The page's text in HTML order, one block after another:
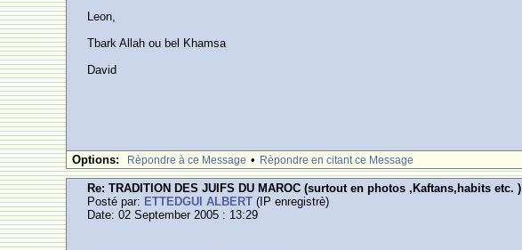
Leon,
Tbark Allah ou bel Khamsa
David
Options: Rèpondre à ce Message • Rèpondre en citant ce Message
Re: TRADITION DES JUIFS DU MAROC (surtout en photos ,Kaftans,habits etc. )
Posté par: ETTEDGUI ALBERT (IP enregistrè)
Date: 02 September 2005 : 13:29